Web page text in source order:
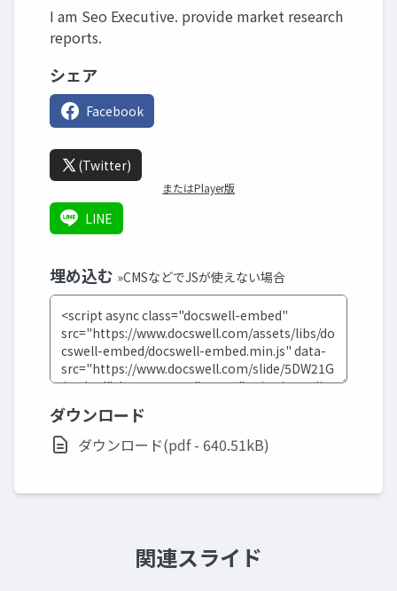
I am Seo Executive. provide market research
reports.
シェア
Facebook
(Twitter)
またはPlayer版
LINE
埋め込む »CMSなどでJSが使えない場合
ダウンロード
ダウンロード(pdf - 640.51kB)
関連スライド